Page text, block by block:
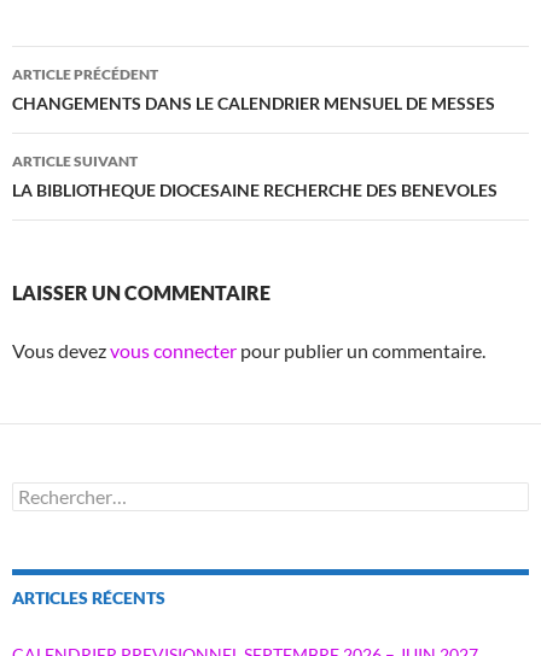
Navigation
des
articles
ARTICLE PRÉCÉDENT
CHANGEMENTS DANS LE CALENDRIER MENSUEL DE MESSES
ARTICLE SUIVANT
LA BIBLIOTHEQUE DIOCESAINE RECHERCHE DES BENEVOLES
LAISSER UN COMMENTAIRE
Vous devezvous connecter pour publier un commentaire.
Rechercher :
ARTICLES RÉCENTS